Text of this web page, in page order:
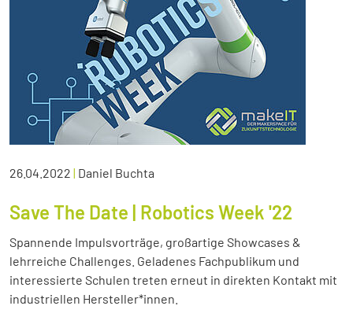
26.04.2022 | Daniel Buchta
Save The Date | Robotics Week '22
Spannende Impulsvorträge, großartige Showcases &
lehrreiche Challenges. Geladenes Fachpublikum und
interessierte Schulen treten erneut in direkten Kontakt mit
industriellen Hersteller*innen.